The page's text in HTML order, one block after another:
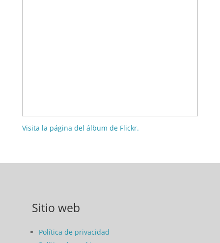
Visita la página del álbum de Flickr.
Sitio web
Política de privacidad